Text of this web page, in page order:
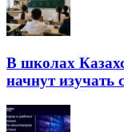
В школах
начнут изучать